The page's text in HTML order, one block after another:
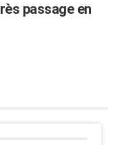
passage en